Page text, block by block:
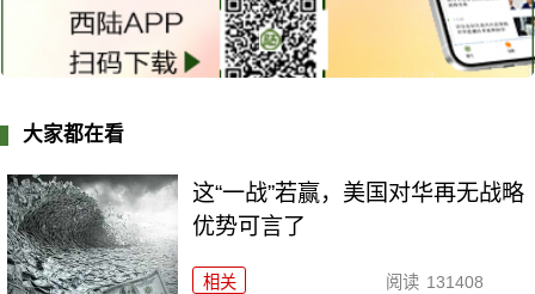
大家都在看
这“一战”若赢，美国对华再无战略
优势可言了
相关 阅读 131408